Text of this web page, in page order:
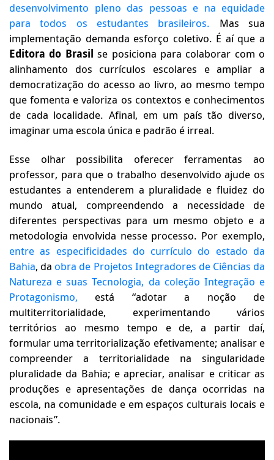
desenvolvimento pleno das pessoas e na equidade
para todos os estudantes brasileiros. Mas sua
implementação demanda esforço coletivo. É aí que a
Editora do Brasil se posiciona para colaborar com o
alinhamento dos currículos escolares e ampliar a
democratização do acesso ao livro, ao mesmo tempo
que fomenta e valoriza os contextos e conhecimentos
de cada localidade. Afinal, em um país tão diverso,
imaginar uma escola única e padrão é irreal.
Esse olhar possibilita oferecer ferramentas ao
professor, para que o trabalho desenvolvido ajude os
estudantes a entenderem a pluralidade e fluidez do
mundo atual, compreendendo a necessidade de
diferentes perspectivas para um mesmo objeto e a
metodologia envolvida nesse processo. Por exemplo,
entre as especificidades do currículo do estado da
Bahia, da obra de Projetos Integradores de Ciências da
Natureza e suas Tecnologia, da coleção Integração e
Protagonismo, está “adotar a noção de
multiterritorialidade, experimentando vários
territórios ao mesmo tempo e de, a partir daí,
formular uma territorialização efetivamente; analisar e
compreender a territorialidade na singularidade
pluralidade da Bahia; e apreciar, analisar e criticar as
produções e apresentações de dança ocorridas na
escola, na comunidade e em espaços culturais locais e
nacionais”.